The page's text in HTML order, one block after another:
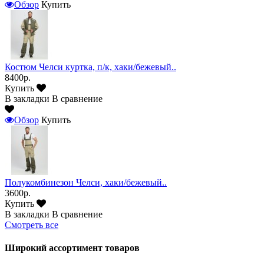
Обзор Купить
Костюм Челси куртка, п/к, хаки/бежевый..
8400р.
Купить
В закладки В сравнение
Обзор Купить
Полукомбинезон Челси, хаки/бежевый..
3600р.
Купить
В закладки В сравнение
Смотреть все
Широкий ассортимент товаров